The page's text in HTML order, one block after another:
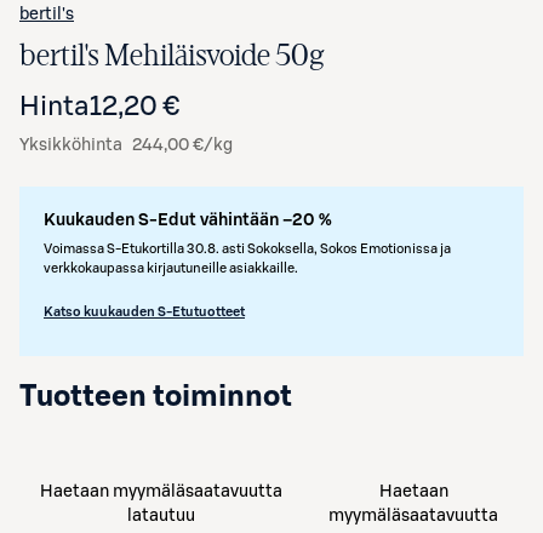
bertil's
bertil's Mehiläisvoide 50g
Hinta12,20 €
Yksikköhinta 244,00 €/kg
Kuukauden S-Edut vähintään –20 %
Voimassa S-Etukortilla 30.8. asti Sokoksella, Sokos Emotionissa ja
verkkokaupassa kirjautuneille asiakkaille.
Katso kuukauden S-Etutuotteet
Tuotteen toiminnot
Haetaan myymäläsaatavuutta
latautuu
Haetaan
myymäläsaatavuutta